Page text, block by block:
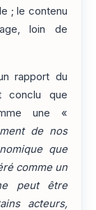
; le contenu
loin de
rapport du
conclu que
une «
de nos
que
comme un
peut être
acteurs,